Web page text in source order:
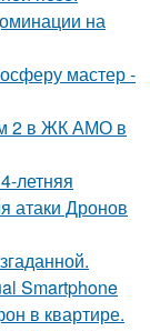
на
мастер -
м 2 в ЖК АМО в
летняя
атаки Дронов
Smartphone
в квартире.